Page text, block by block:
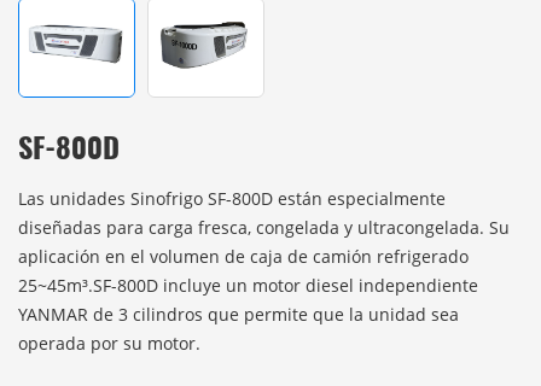
SF-800D
Las unidades Sinofrigo SF-800D están especialmente
diseñadas para carga fresca, congelada y ultracongelada. Su
aplicación en el volumen de caja de camión refrigerado
25~45m³.SF-800D incluye un motor diesel independiente
YANMAR de 3 cilindros que permite que la unidad sea
operada por su motor.